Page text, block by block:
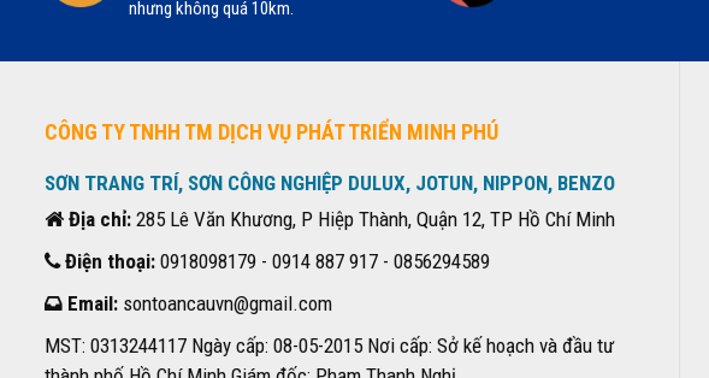
nhưng không quá 10km.
CÔNG TY TNHH TM DỊCH VỤ PHÁT TRIỂN MINH PHÚ
SƠN TRANG TRÍ, SƠN CÔNG NGHIỆP DULUX, JOTUN, NIPPON, BENZO
Địa chỉ: 285 Lê Văn Khương, P Hiệp Thành, Quận 12, TP Hồ Chí Minh
Điện thoại: 0918098179 - 0914 887 917 - 0856294589
Email: sontoancauvn@gmail.com
MST: 0313244117 Ngày cấp: 08-05-2015 Nơi cấp: Sở kế hoạch và đầu tư